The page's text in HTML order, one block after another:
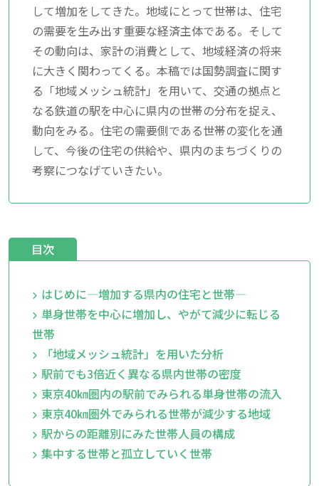
して増加をしてきた。地域にとって世帯は、住宅
の需要を生み出す重要な経済主体である。そして
その動向は、家計の消費として、地域経済の将来
に大きく関わってくる。本稿では国勢調査に関す
る「地域メッシュ統計」を用いて、交通の拠点と
なる鉄道の駅を中心に県内の世帯の分布を捉え、
動向をみる。住宅の需要側である世帯の変化を通
して、今後の住宅の供給や、県内のまちづくりの
考察につなげていきたい。
目次
はじめに―増加する県内の住宅と世帯―
単身世帯を中心に増加し、やがて減少に転じる
世帯
「地域メッシュ統計」を用いた分析
駅前でも3倍近く異なる県内世帯の密度
東京40㎞圏内の駅前でみられる単身世帯の流入
東京40㎞圏外でみられる世帯が減少する地域
駅からの距離別にみた世帯人員の構成
集中する世帯と孤立していく世帯